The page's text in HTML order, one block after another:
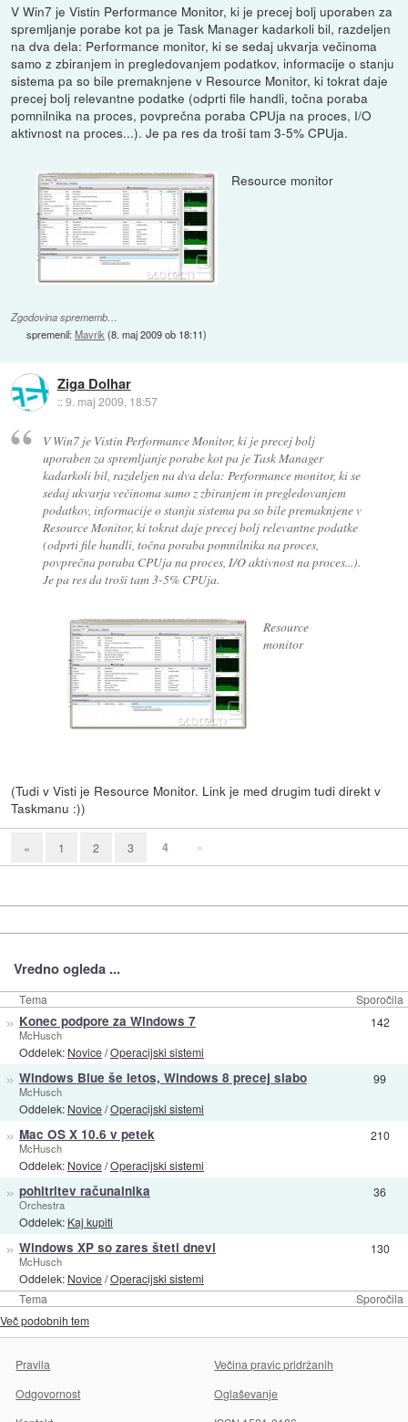
V Win7 je Vistin Performance Monitor, ki je precej bolj uporaben za
spremljanje porabe kot pa je Task Manager kadarkoli bil, razdeljen
na dva dela: Performance monitor, ki se sedaj ukvarja večinoma
samo z zbiranjem in pregledovanjem podatkov, informacije o stanju
sistema pa so bile premaknjene v Resource Monitor, ki tokrat daje
precej bolj relevantne podatke (odprti file handli, točna poraba
pomnilnika na proces, povprečna poraba CPUja na proces, I/O
aktivnost na proces...). Je pa res da troši tam 3-5% CPUja.
Resource monitor
Zgodovina sprememb…
spremenil:Mavrik (8. maj 2009 ob 18:11)
Ziga Dolhar
::9. maj 2009, 18:57
V Win7 je Vistin Performance Monitor, ki je precej bolj
uporaben za spremljanje porabe kot pa je Task Manager
kadarkoli bil, razdeljen na dva dela: Performance monitor, ki se
sedaj ukvarja večinoma samo z zbiranjem in pregledovanjem
podatkov, informacije o stanju sistema pa so bile premaknjene v
Resource Monitor, ki tokrat daje precej bolj relevantne podatke
(odprti file handli, točna poraba pomnilnika na proces,
povprečna poraba CPUja na proces, I/O aktivnost na proces...).
Je pa res da troši tam 3-5% CPUja.
Resource
monitor
(Tudi v Visti je Resource Monitor. Link je med drugim tudi direkt v
Taskmanu :))
« 1 2 3 4 »
Vredno ogleda ...
Tema Sporočila
Tema Sporočila
» Konec podpore za Windows 7
McHusch
Oddelek: Novice/Operacijski sistemi
142
» Windows Blue še letos, Windows 8 precej slabo
McHusch
Oddelek: Novice/Operacijski sistemi
99
» Mac OS X 10.6 v petek
McHusch
Oddelek: Novice/Operacijski sistemi
210
» pohitritev računalnika
Orchestra
Oddelek: Kaj kupiti
36
» Windows XP so zares šteti dnevi
McHusch
Oddelek: Novice/Operacijski sistemi
130
Več podobnih tem
Pravila
Večina pravic pridržanih
Odgovornost
Oglaševanje